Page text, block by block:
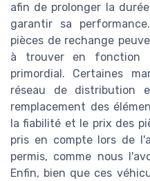
afin de prolonger la
garantir sa
pièces de rechange
à trouver en fonction
primordial. Certaines
réseau de distribution
remplacement des
la fiabilité et le prix des
pris en compte lors de
permis, comme nous
Enfin, bien que ces